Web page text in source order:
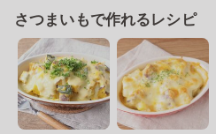
さつまいもで作れるレシピ